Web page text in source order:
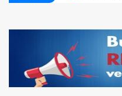
Şampiyon